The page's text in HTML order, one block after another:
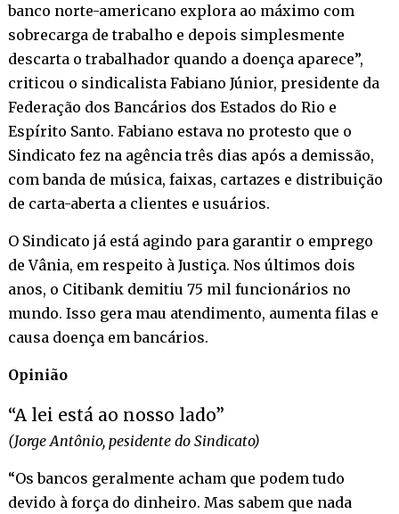
banco norte-americano explora ao máximo com
sobrecarga de trabalho e depois simplesmente
descarta o trabalhador quando a doença aparece”,
criticou o sindicalista Fabiano Júnior, presidente da
Federação dos Bancários dos Estados do Rio e
Espírito Santo. Fabiano estava no protesto que o
Sindicato fez na agência três dias após a demissão,
com banda de música, faixas, cartazes e distribuição
de carta-aberta a clientes e usuários.
O Sindicato já está agindo para garantir o emprego
de Vânia, em respeito à Justiça. Nos últimos dois
anos, o Citibank demitiu 75 mil funcionários no
mundo. Isso gera mau atendimento, aumenta filas e
causa doença em bancários.
Opinião
“A lei está ao nosso lado”
(Jorge Antônio, pesidente do Sindicato)
“Os bancos geralmente acham que podem tudo
devido à força do dinheiro. Mas sabem que nada